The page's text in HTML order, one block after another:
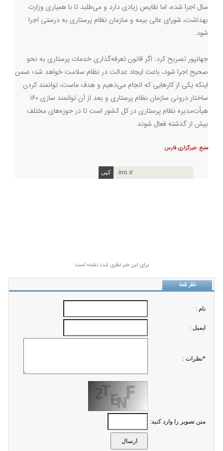
سال اجرا شده، اما نقایص زیادی دارد و می‌طلبد تا با همیاری وزارت
بهداشت، شورای عالی بیمه و سازمان نظام پرستاری به درستی اجرا
شود.
جهانپور تصریح کرد:‌ اگر قانون تعرفه‌گذاری خدمات پرستاری به نحو
صحیح اجرا شود، باعث ایجاد عدالت در نظام سلامت خواهد شد؛ ضمن
اینکه یکی از کارهایی که انجام می‌دهیم و هدف ماست، توانمند کردن
ساختار درونی سازمان نظام پرستاری و بعد از آن توانمند سازی ۱۶۰
هیأت‌مدیره نظام پرستاری در کل کشور است تا در حوزه‌های مختلف
بیش از گذشته فعال شوند.
منبع: خبرگزاری فارس
ino.ir
برای این خبر نظری ثبت نشده است
نظر شما
نام :
ايميل :
*نظرات :
متن تصویر را وارد کنید: